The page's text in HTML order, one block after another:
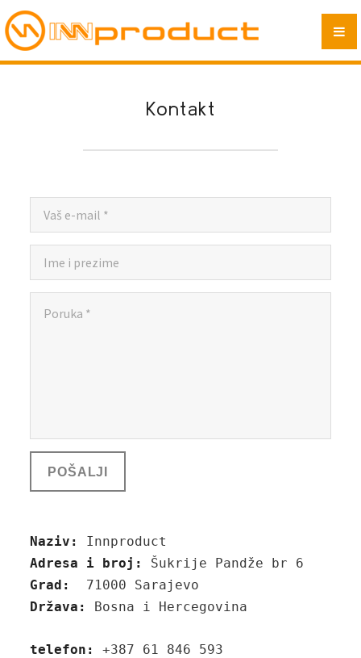
Kontakt
Naziv:
Innproduct
Adresa i broj:
Šukrije Pandže br 6
Grad:
71000 Sarajevo
Država: Bosna i Hercegovina
telefon:+387 61 846 593
SERVISIRANJE
ANDROID IMPLEMENTACIJA
O NAMA